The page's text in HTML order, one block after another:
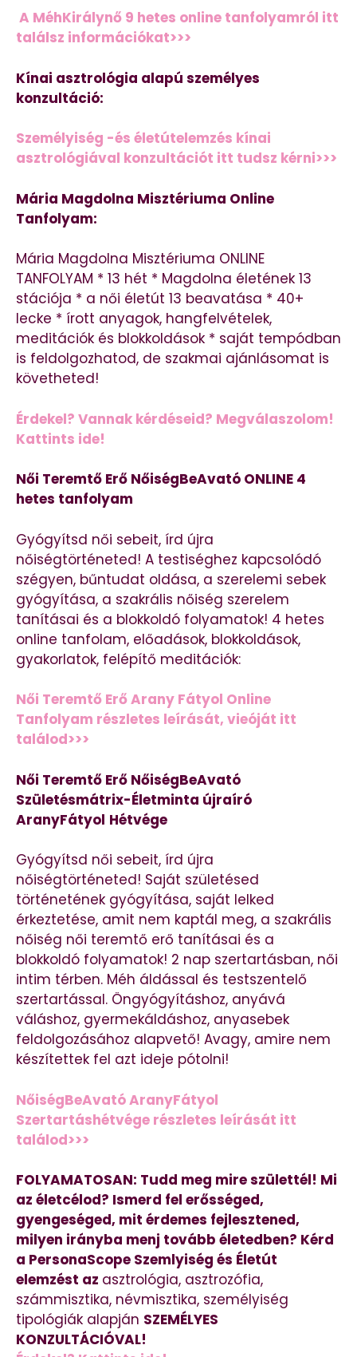
A MéhKirálynő 9 hetes online tanfolyamról itt
találsz információkat>>>
Kínai asztrológia alapú személyes
konzultáció:
Személyiség -és életútelemzés kínai
asztrológiával konzultációt itt tudsz kérni>>>
Mária Magdolna Misztériuma Online
Tanfolyam:
Mária Magdolna Misztériuma ONLINE
TANFOLYAM * 13 hét * Magdolna életének 13
stációja * a női életút 13 beavatása * 40+
lecke * írott anyagok, hangfelvételek,
meditációk és blokkoldások * saját tempódban
is feldolgozhatod, de szakmai ajánlásomat is
követheted!
Érdekel? Vannak kérdéseid? Megválaszolom!
Kattints ide!
Női Teremtő Erő NőiségBeAvató ONLINE 4
hetes tanfolyam
Gyógyítsd női sebeit, írd újra
nőiségtörténeted! A testiséghez kapcsolódó
szégyen, bűntudat oldása, a szerelemi sebek
gyógyítása, a szakrális nőiség szerelem
tanításai és a blokkoldó folyamatok! 4 hetes
online tanfolam, előadások, blokkoldások,
gyakorlatok, felépítő meditációk:
Női Teremtő Erő Arany Fátyol Online
Tanfolyam részletes leírását, vieóját itt
találod>>>
Női Teremtő Erő NőiségBeAvató
Születésmátrix-Életminta újraíró
AranyFátyol Hétvége
Gyógyítsd női sebeit, írd újra
nőiségtörténeted! Saját születésed
történetének gyógyítása, saját lelked
érkeztetése, amit nem kaptál meg, a szakrális
nőiség női teremtő erő tanításai és a
blokkoldó folyamatok! 2 nap szertartásban, női
intim térben. Méh áldással és testszentelő
szertartással. Öngyógyításhoz, anyává
váláshoz, gyermekáldáshoz, anyasebek
feldolgozásához alapvető! Avagy, amire nem
készítettek fel azt ideje pótolni!
NőiségBeAvató AranyFátyol
Szertartáshétvége részletes leírását itt
találod>>>
FOLYAMATOSAN: Tudd meg mire születtél! Mi
az életcélod? Ismerd fel erősséged,
gyengeséged, mit érdemes fejlesztened,
milyen irányba menj tovább életedben? Kérd
a PersonaScope Szemlyiség és Életút
elemzést az asztrológia, asztrozófia,
számmisztika, névmisztika, személyiség
tipológiák alapján SZEMÉLYES
KONZULTÁCIÓVAL!